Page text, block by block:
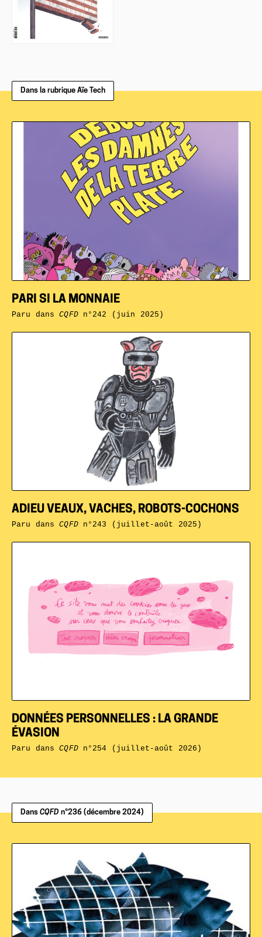
Dans la rubrique Aïe Tech
DONNÉES PERSONNELLES : LA GRANDE
ÉVASION
Paru dansCQFDn°254 (juillet-août 2026)
ADIEU VEAUX, VACHES, ROBOTS-COCHONS
Paru dansCQFDn°243 (juillet-août 2025)
PARI SI LA MONNAIE
Paru dansCQFDn°242 (juin 2025)
Dans CQFD n°236 (décembre 2024)